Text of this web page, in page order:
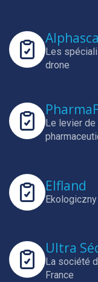
Les
drone
Le levier
Elfland
Ultra
La société
France